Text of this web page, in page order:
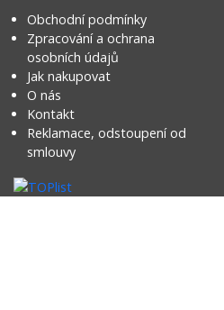
Obchodní podmínky
Zpracování a ochrana
osobních údajů
Jak nakupovat
O nás
Kontakt
Reklamace, odstoupení od
smlouvy